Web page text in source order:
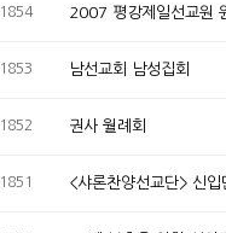
1854 2007 평강제일선교원
1853 남선교회 남성집회
1852 권사 월례회
1851 <샤론찬양선교단> 신입